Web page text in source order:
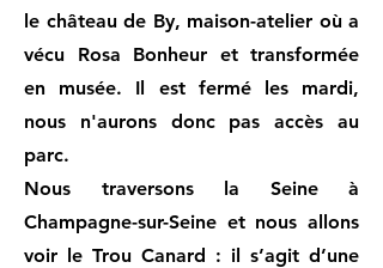
le château de By, maison-atelier où a
vécu Rosa Bonheur et transformée
en musée. Il est fermé les mardi,
nous n'aurons donc pas accès au
parc.
Nous traversons la Seine à
Champagne-sur-Seine et nous allons
voir le Trou Canard : il s’agit d’une